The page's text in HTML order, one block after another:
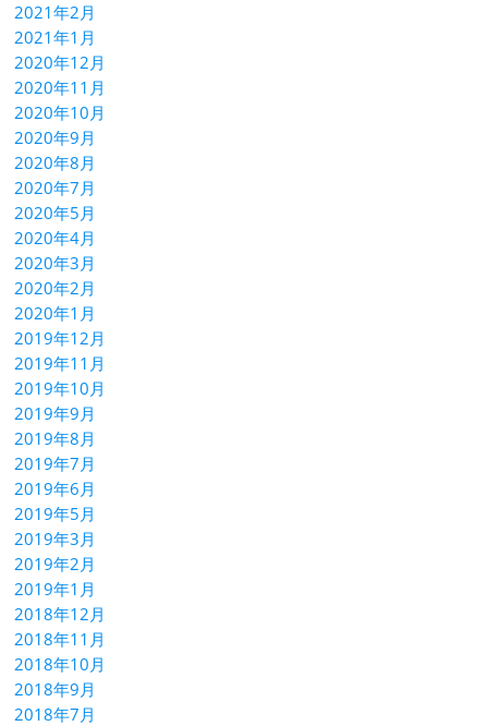
2021年2月
2021年1月
2020年12月
2020年11月
2020年10月
2020年9月
2020年8月
2020年7月
2020年5月
2020年4月
2020年3月
2020年2月
2020年1月
2019年12月
2019年11月
2019年10月
2019年9月
2019年8月
2019年7月
2019年6月
2019年5月
2019年3月
2019年2月
2019年1月
2018年12月
2018年11月
2018年10月
2018年9月
2018年7月